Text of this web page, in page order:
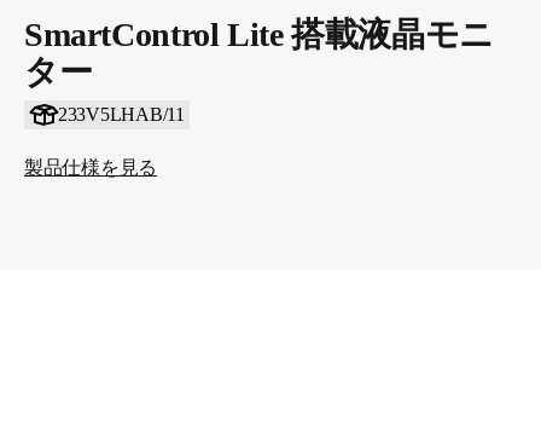
SmartControl Lite 搭載液晶モニ
ター
233V5LHAB/11
製品仕様を見る